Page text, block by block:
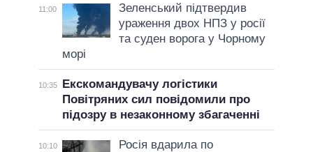
11:00
Зеленський підтвердив
ураження двох НПЗ у росії
та суден ворога у Чорному
морі
10:35
Екскомандувачу логістики
Повітряних сил повідомили про
підозру в незаконному збагаченні
10:10
Росія вдарила по